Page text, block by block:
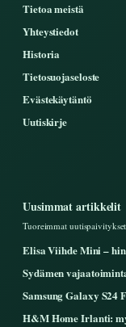
Tietoa meistä
Yhteystiedot
Historia
Tietosuojaseloste
Evästekäytäntö
Uutiskirje
Uusimmat artikkelit
Tuoreimmat
Elisa Viihde Mini –
Sydämen
Samsung Galaxy S24
H&M Home Irlanti: